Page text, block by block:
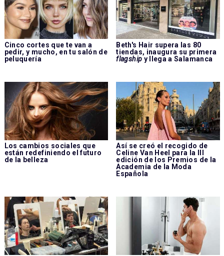
Cinco cortes que te van a
pedir, y mucho, en tu salón de
peluquería
Beth's Hair supera las 80
tiendas, inaugura su primera
flagship y llega a Salamanca
Los cambios sociales que
están redefiniendo el futuro
de la belleza
Así se creó el recogido de
Celine Van Heel para la III
edición de los Premios de la
Academia de la Moda
Española